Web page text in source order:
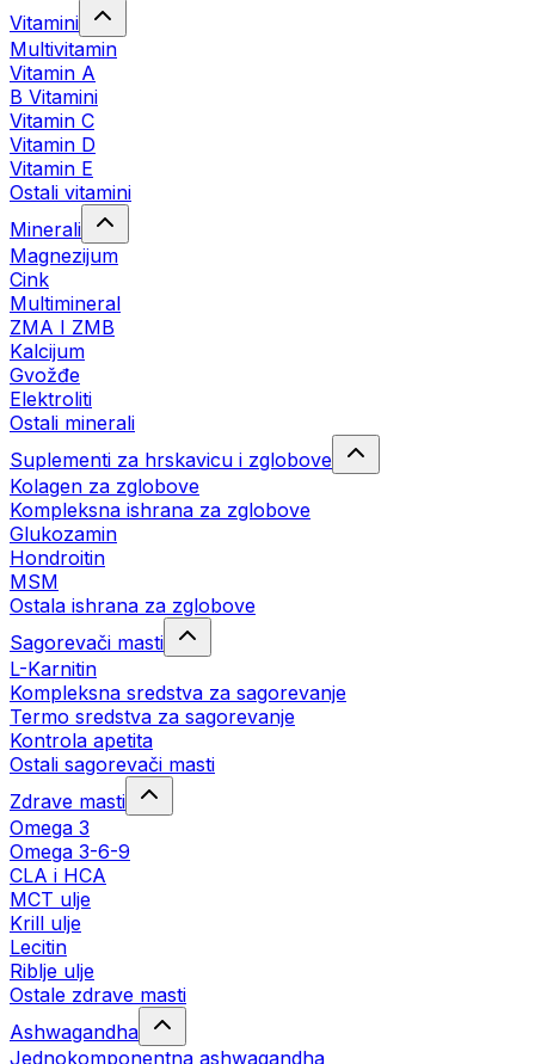
Vitamini
Multivitamin
Vitamin A
B Vitamini
Vitamin C
Vitamin D
Vitamin E
Ostali vitamini
Minerali
Magnezijum
Cink
Multimineral
ZMA I ZMB
Kalcijum
Gvožđe
Elektroliti
Ostali minerali
Suplementi za hrskavicu i zglobove
Kolagen za zglobove
Kompleksna ishrana za zglobove
Glukozamin
Hondroitin
MSM
Ostala ishrana za zglobove
Sagorevači masti
L-Karnitin
Kompleksna sredstva za sagorevanje
Termo sredstva za sagorevanje
Kontrola apetita
Ostali sagorevači masti
Zdrave masti
Omega 3
Omega 3-6-9
CLA i HCA
MCT ulje
Krill ulje
Lecitin
Riblje ulje
Ostale zdrave masti
Ashwagandha
Jednokomponentna ashwagandha